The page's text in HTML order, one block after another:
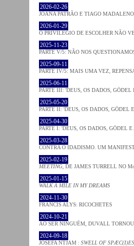
2026-02-26
JOANA PATRÃO E TIAGO
2026-01-29
O PRIVILÉGIO DE ESCOLHER NÃO
2025-11-23
PARTE V/5: NÃO NOS
2025-09-11
PARTE IV/5: MAIS UMA VEZ,
2025-06-11
PARTE III: 'DEUS, OS DADOS, GÖDEL
2025-05-20
PARTE II: 'DEUS, OS DADOS, GÖDEL
2025-04-30
PARTE I: 'DEUS, OS DADOS, GÖDEL
2025-03-28
CONTRA O IDADISMO. UM
2025-02-19
MEETING , DE JAMES TURRELL NO
2025-01-15
WALK A MILE IN MY DREAMS
2024-11-30
FRANCIS ALYS: RICOCHETES
2024-10-21
AO SER NINGUÉM, DUVALL
2024-09-18
JOSÈFA NTJAM : SWELL OF SPÆC(I)ES